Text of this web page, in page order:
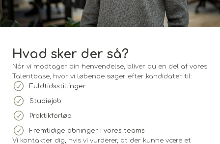
Hvad sker der så?
Når vi modtager din henvendelse, bliver du en del af vores
Talentbase, hvor vi løbende søger efter kandidater til:
Fuldtidsstillinger
Studiejob
Praktikforløb
Fremtidige åbninger i vores teams
Vi kontakter dig, hvis vi vurderer, at der kunne være et